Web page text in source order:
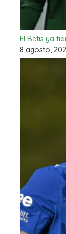
El Betis ya
8 agosto,